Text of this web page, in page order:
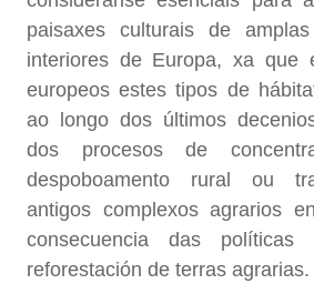
paisaxes culturais de
interiores de Europa, xa que
europeos estes tipos de
ao longo dos últimos
dos procesos de
despoboamento rural ou
antigos complexos agrarios
consecuencia das
reforestación de terras agrarias.